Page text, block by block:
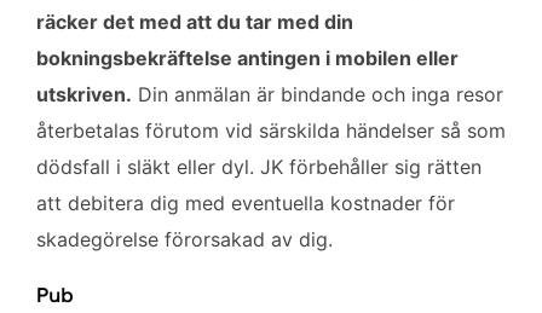
räcker det med att du tar med din
bokningsbekräftelse antingen i mobilen eller
utskriven. Din anmälan är bindande och inga resor
återbetalas förutom vid särskilda händelser så som
dödsfall i släkt eller dyl. JK förbehåller sig rätten
att debitera dig med eventuella kostnader för
skadegörelse förorsakad av dig.
Pub